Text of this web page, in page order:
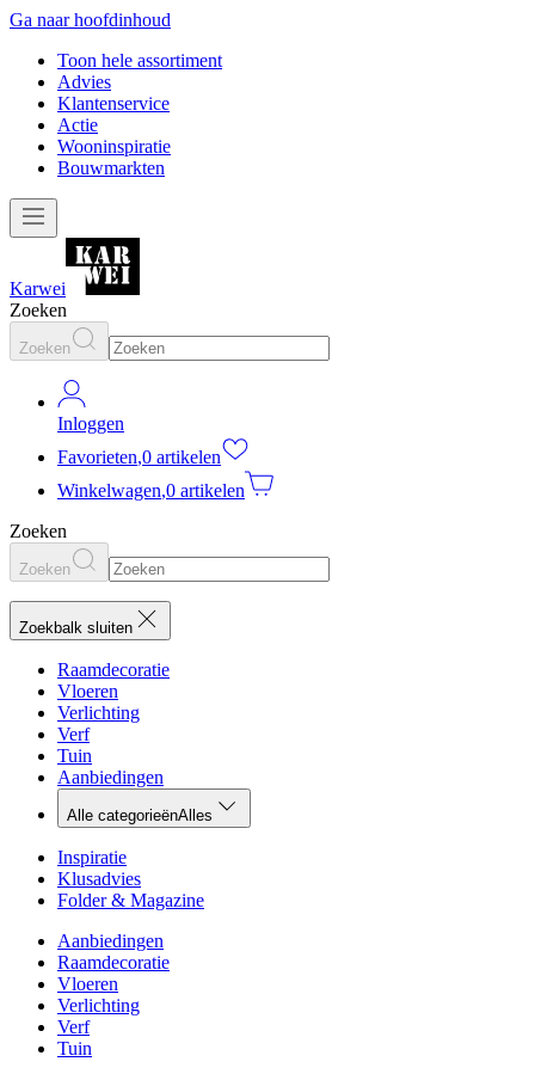
Ga naar hoofdinhoud
Toon hele assortiment
Advies
Klantenservice
Actie
Wooninspiratie
Bouwmarkten
Karwei
Zoeken
Zoeken
Inloggen
Favorieten,0 artikelen
Winkelwagen,0 artikelen
Zoeken
Zoeken
Zoekbalk sluiten
Raamdecoratie
Vloeren
Verlichting
Verf
Tuin
Aanbiedingen
Alle categorieënAlles
Inspiratie
Klusadvies
Folder & Magazine
Aanbiedingen
Raamdecoratie
Vloeren
Verlichting
Verf
Tuin